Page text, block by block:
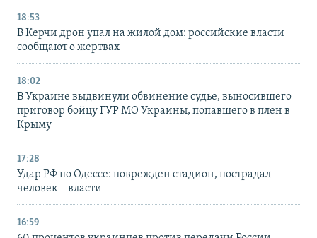
18:53
В Керчи дрон упал на жилой дом: российские власти
сообщают о жертвах
18:02
В Украине выдвинули обвинение судье, выносившего
приговор бойцу ГУР МО Украины, попавшего в плен в
Крыму
17:28
Удар РФ по Одессе: поврежден стадион, пострадал
человек – власти
16:59